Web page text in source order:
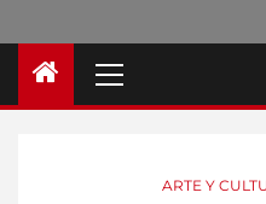
ARTE Y